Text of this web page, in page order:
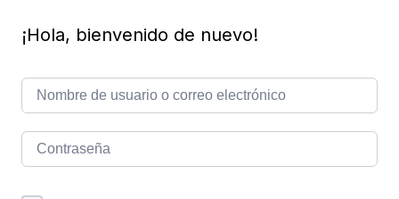
¡Hola, bienvenido de nuevo!